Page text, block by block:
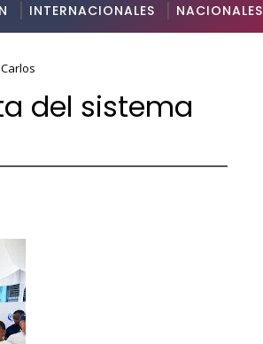
INTERNACIONALES NACIONALES
del sistema